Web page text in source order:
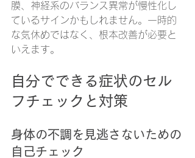
膜、神経系のバランス異常が慢性化し
ているサインかもしれません。一時的
な気休めではなく、根本改善が必要と
いえます。
自分でできる症状のセル
フチェックと対策
身体の不調を見逃さないための
自己チェック